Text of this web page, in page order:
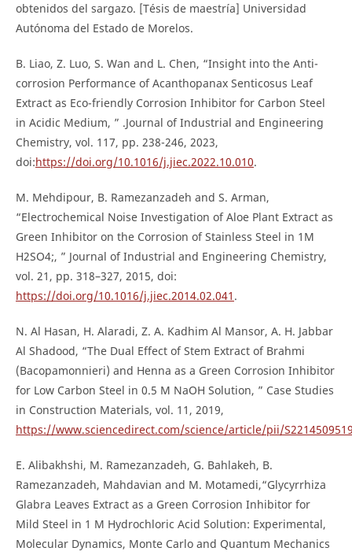
obtenidos del sargazo. [Tésis de maestría] Universidad
Autónoma del Estado de Morelos.
B. Liao, Z. Luo, S. Wan and L. Chen, “Insight into the Anti-
corrosion Performance of Acanthopanax Senticosus Leaf
Extract as Eco-friendly Corrosion Inhibitor for Carbon Steel
in Acidic Medium, ” .Journal of Industrial and Engineering
Chemistry, vol. 117, pp. 238-246, 2023,
doi:https://doi.org/10.1016/j.jiec.2022.10.010.
M. Mehdipour, B. Ramezanzadeh and S. Arman,
“Electrochemical Noise Investigation of Aloe Plant Extract as
Green Inhibitor on the Corrosion of Stainless Steel in 1M
H2SO4;, ” Journal of Industrial and Engineering Chemistry,
vol. 21, pp. 318–327, 2015, doi:
https://doi.org/10.1016/j.jiec.2014.02.041 .
N. Al Hasan, H. Alaradi, Z. A. Kadhim Al Mansor, A. H. Jabbar
Al Shadood, “The Dual Effect of Stem Extract of Brahmi
(Bacopamonnieri) and Henna as a Green Corrosion Inhibitor
for Low Carbon Steel in 0.5 M NaOH Solution, ” Case Studies
in Construction Materials, vol. 11, 2019,
https://www.sciencedirect.com/science/article/pii/
E. Alibakhshi, M. Ramezanzadeh, G. Bahlakeh, B.
Ramezanzadeh, Mahdavian and M. Motamedi,“Glycyrrhiza
Glabra Leaves Extract as a Green Corrosion Inhibitor for
Mild Steel in 1 M Hydrochloric Acid Solution: Experimental,
Molecular Dynamics, Monte Carlo and Quantum Mechanics